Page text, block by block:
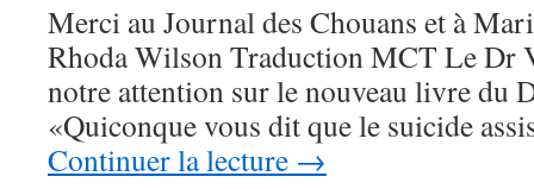
Merci au Journal des Chouans et à
Rhoda Wilson Traduction MCT Le Dr
notre attention sur le nouveau livre du
«Quiconque vous dit que le suicide
Continuer la lecture →